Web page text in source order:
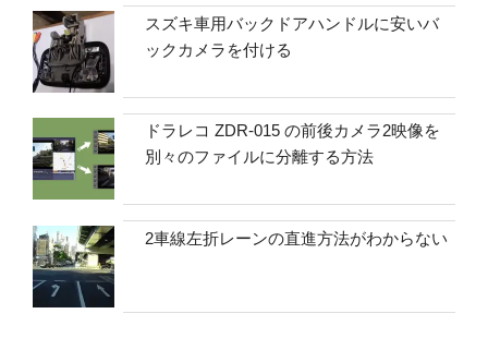
スズキ車用バックドアハンドルに安いバ
ックカメラを付ける
ドラレコ ZDR-015 の前後カメラ2映像を
別々のファイルに分離する方法
2車線左折レーンの直進方法がわからない